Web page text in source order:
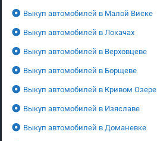
Выкуп автомобилей в Малой Виске
Выкуп автомобилей в Локачах
Выкуп автомобилей в Верховцеве
Выкуп автомобилей в Борщеве
Выкуп автомобилей в Кривом Озере
Выкуп автомобилей в Изяславе
Выкуп автомобилей в Доманевке